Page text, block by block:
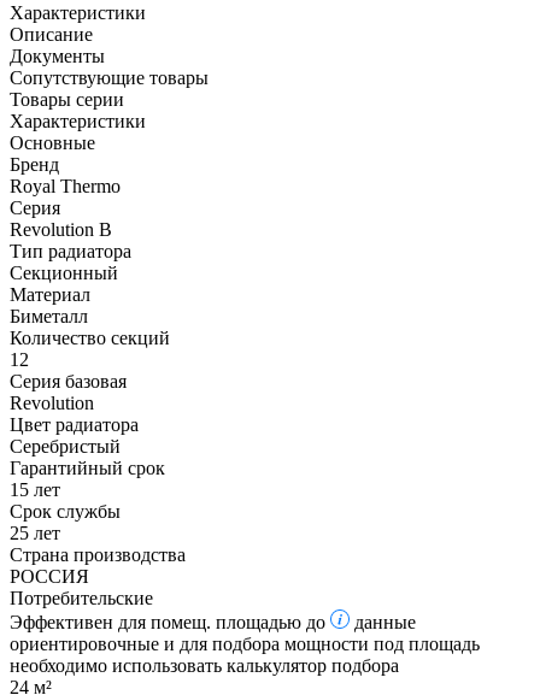
Характеристики
Описание
Документы
Сопутствующие товары
Товары серии
Характеристики
Основные
Бренд
Royal Thermo
Серия
Revolution B
Тип радиатора
Секционный
Материал
Биметалл
Количество секций
12
Серия базовая
Revolution
Цвет радиатора
Серебристый
Гарантийный срок
15 лет
Срок службы
25 лет
Страна производства
РОССИЯ
Потребительские
Эффективен для помещ. площадью до
данные
ориентировочные и для подбора мощности под площадь
необходимо использовать калькулятор подбора
24 м²